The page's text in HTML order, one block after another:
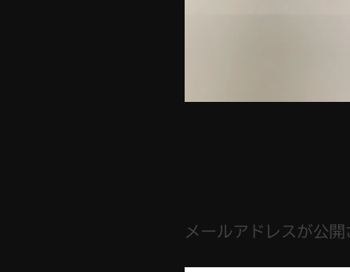
メールアドレスが公開